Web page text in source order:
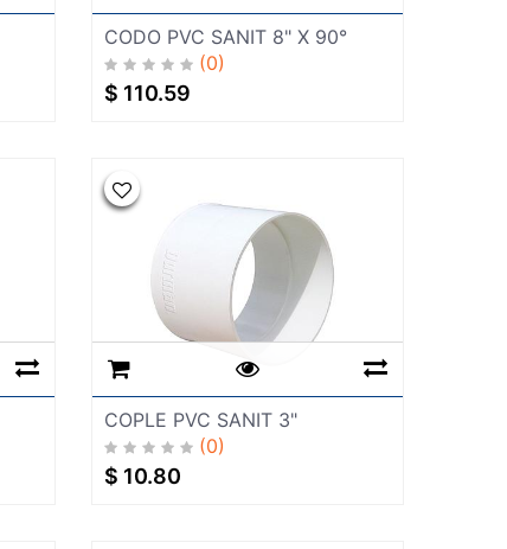
CODO PVC SANIT 8" X 90°
(0)
$ 110.59
COPLE PVC SANIT 3"
(0)
$ 10.80